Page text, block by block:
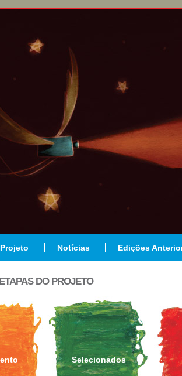
Notícias Edições
DO PROJETO
Selecionados